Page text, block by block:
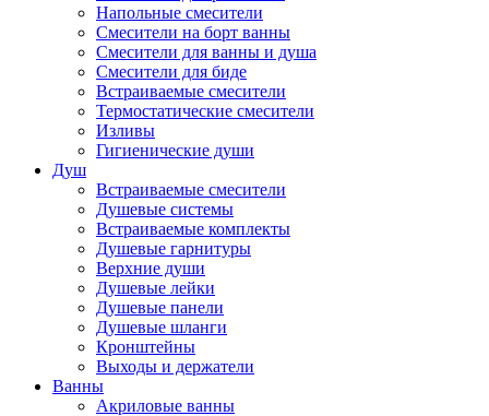
Напольные смесители
Смесители на борт ванны
Смесители для ванны и душа
Смесители для биде
Встраиваемые смесители
Термостатические смесители
Изливы
Гигиенические души
Душ
Встраиваемые смесители
Душевые системы
Встраиваемые комплекты
Душевые гарнитуры
Верхние души
Душевые лейки
Душевые панели
Душевые шланги
Кронштейны
Выходы и держатели
Ванны
Акриловые ванны